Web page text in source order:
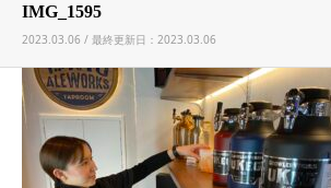
IMG_1595
2023.03.06 / 最終更新日：2023.03.06